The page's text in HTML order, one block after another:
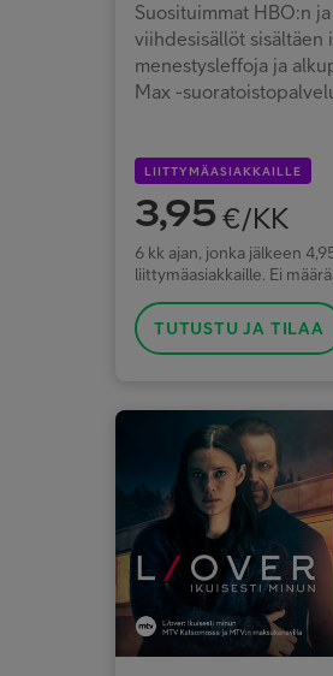
Suosituimmat HBO:n
viihdesisällöt sisältäen
menestysleffoja ja
Max -
LIITTYMÄASIAKKAILLE
3,95€/KK
6 kk ajan, jonka jälkeen
liittymäasiakkaille. Ei
TUTUSTU JA TILAA